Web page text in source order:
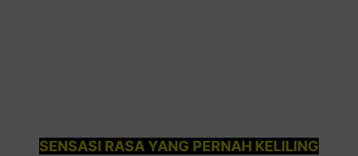
SENSASI RASA YANG PERNAH KELILING